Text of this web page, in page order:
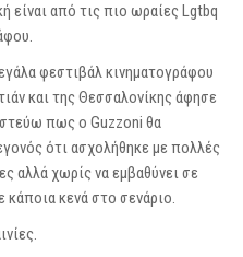
είναι από τις πιο ωραίες Lgtbq
φεστιβάλ κινηματογράφου
και της Θεσσαλονίκης άφησε
πως ο Guzzoni θα
ότι ασχολήθηκε με πολλές
αλλά χωρίς να εμβαθύνει σε
κενά στο σενάριο.